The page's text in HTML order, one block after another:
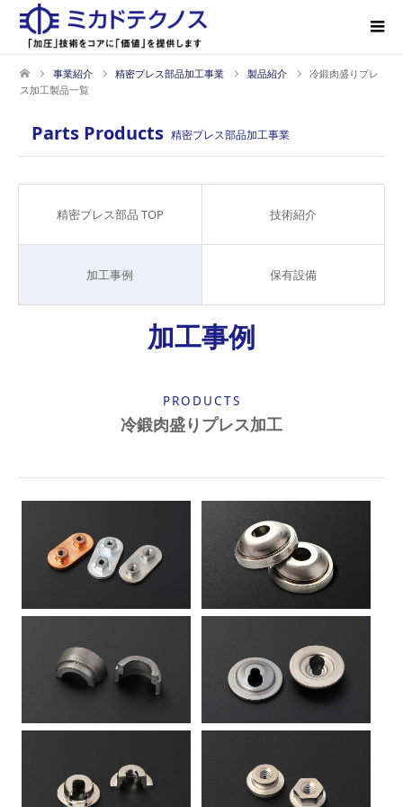
事業紹介 精密プレス部品加工事業 製品紹介
冷鍛肉盛りプレ
ス加工製品一覧
Parts Products 精密プレス部品加工事業
精密プレス部品 TOP 技術紹介
加工事例 保有設備
加工事例
PRODUCTS
冷鍛肉盛りプレス加工